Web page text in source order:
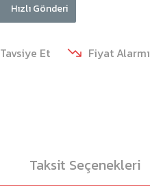
Hızlı Gönderi
Tavsiye Et Fiyat Alarmı
Taksit Seçenekleri